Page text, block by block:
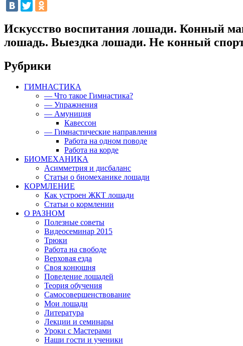
Искусство воспитания лошади. Конный
лошадь. Выездка лошади. Не конный
Рубрики
ГИМНАСТИКА
— Что такое Гимнастика?
— Упражнения
— Амуниция
Кавессон
— Гимнастические направления
Работа на одном поводе
Работа на корде
БИОМЕХАНИКА
Асимметрия и дисбаланс
Статьи о биомеханике лошади
КОРМЛЕНИЕ
Как устроен ЖКТ лошади
Статьи о кормлении
О РАЗНОМ
Полезные советы
Видеосеминар 2015
Трюки
Работа на свободе
Верховая езда
Своя конюшня
Поведение лошадей
Теория обучения
Самосовершенствование
Мои лошади
Литература
Лекции и семинары
Уроки с Мастерами
Наши гости и ученики